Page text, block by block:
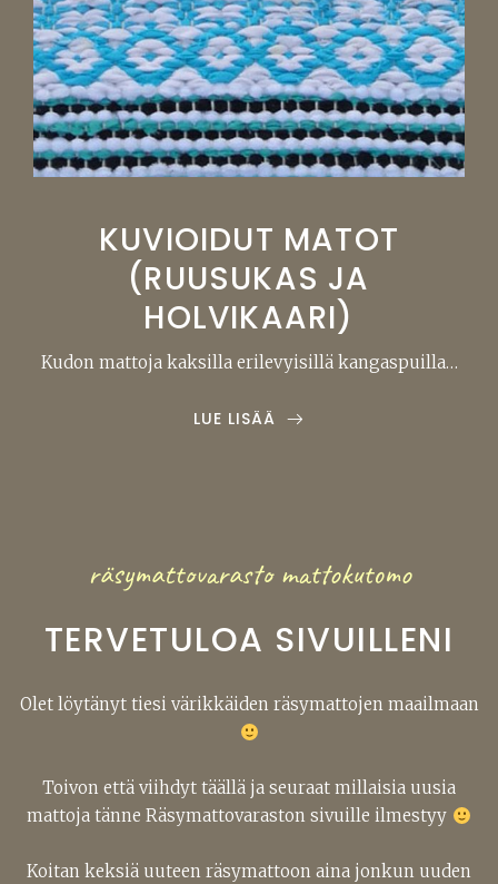
KUVIOIDUT MATOT
(RUUSUKAS JA
HOLVIKAARI)
Kudon mattoja kaksilla erilevyisillä kangaspuilla…
LUE LISÄÄ
räsymattovarasto mattokutomo
TERVETULOA SIVUILLENI
Olet löytänyt tiesi värikkäiden räsymattojen maailmaan
Toivon että viihdyt täällä ja seuraat millaisia uusia
mattoja tänne Räsymattovaraston sivuille ilmestyy
Koitan keksiä uuteen räsymattoon aina jonkun uuden